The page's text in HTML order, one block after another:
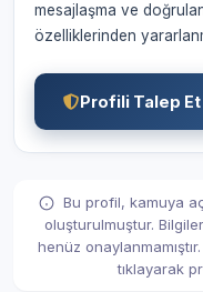
mesajlaşma ve
özelliklerinden
Profili Talep Et
Bu profil, kamuya
oluşturulmuştur.
henüz
tıklayarak